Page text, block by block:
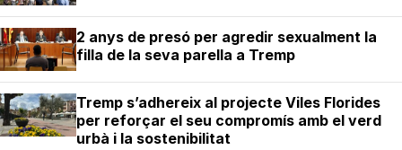
2 anys de presó per agredir sexualment la
filla de la seva parella a Tremp
Tremp s’adhereix al projecte Viles Florides
per reforçar el seu compromís amb el verd
urbà i la sostenibilitat